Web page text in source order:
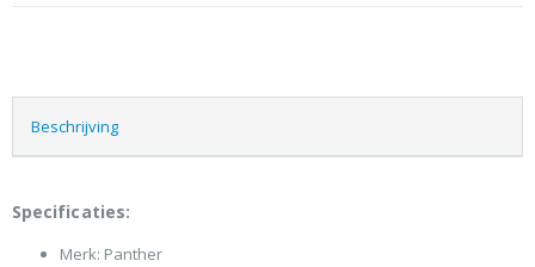
Beschrijving
Specificaties:
Merk: Panther